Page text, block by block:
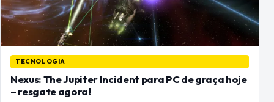
TECNOLOGIA
Nexus: The Jupiter Incident para PC de graça hoje
– resgate agora!